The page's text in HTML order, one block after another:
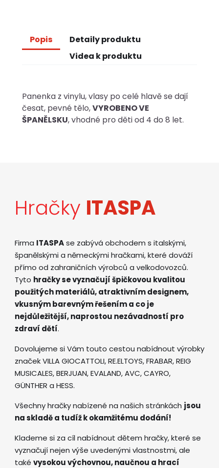
Popis
Detaily produktu
Videa k produktu
Panenka z vinylu, vlasy po celé hlavě se dají
česat, pevné tělo,VYROBENO VE
ŠPANĚLSKU, vhodné pro děti od 4 do 8 let.
Hračky ITASPA
Firma ITASPAse zabývá obchodem s italskými,
španělskými a německými hračkami, které dováží
přímo od zahraničních výrobců a velkodovozců.
Tyto hračky se vyznačují špičkovou kvalitou
použitých materiálů, atraktivním designem,
vkusným barevným řešením a co je
nejdůležitější, naprostou nezávadností pro
zdraví dětí.
Dovolujeme si Vám touto cestou nabídnout výrobky
značek VILLA GIOCATTOLI, RE.ELTOYS, FRABAR, REIG
MUSICALES, BERJUAN, EVALAND, AVC, CAYRO,
GÜNTHER a HESS.
Všechny hračky nabízené na našich stránkách jsou
na skladě a tudíž k okamžitému dodání!
Klademe si za cíl nabídnout dětem hračky, které se
vyznačují nejen výše uvedenými vlastnostmi, ale
také vysokou výchovnou, naučnou a hrací